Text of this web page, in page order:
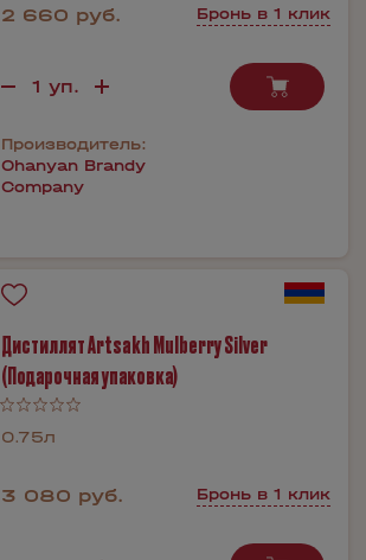
2 660 руб. Бронь в 1 клик
Производитель:
Ohanyan Brandy
Company
Дистиллят Artsakh Mulberry Silver
(Подарочная упаковка)
0.75л
3 080 руб. Бронь в 1 клик